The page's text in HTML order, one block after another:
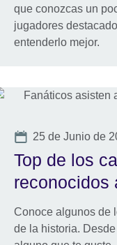
que conozcas un
jugadores
entenderlo mejor.
Date
25 de Junio de
Top de los
reconocidos
Conoce algunos de
de la historia.